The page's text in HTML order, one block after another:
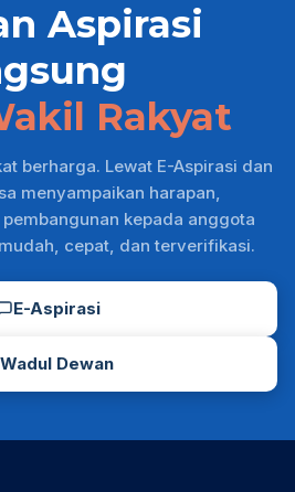
Aspirasi
Rakyat
berharga. Lewat E-Aspirasi dan
menyampaikan harapan,
kepada anggota
cepat, dan terverifikasi.
E-Aspirasi
Wadul Dewan